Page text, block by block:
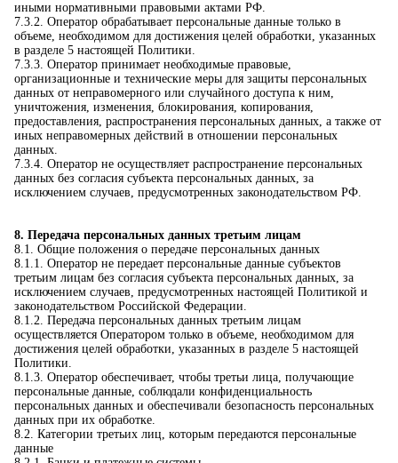
иными нормативными правовыми актами РФ.
7.3.2. Оператор обрабатывает персональные данные только в
объеме, необходимом для достижения целей обработки, указанных
в разделе 5 настоящей Политики.
7.3.3. Оператор принимает необходимые правовые,
организационные и технические меры для защиты персональных
данных от неправомерного или случайного доступа к ним,
уничтожения, изменения, блокирования, копирования,
предоставления, распространения персональных данных, а также от
иных неправомерных действий в отношении персональных
данных.
7.3.4. Оператор не осуществляет распространение персональных
данных без согласия субъекта персональных данных, за
исключением случаев, предусмотренных законодательством РФ.
8. Передача персональных данных третьим лицам
8.1. Общие положения о передаче персональных данных
8.1.1. Оператор не передает персональные данные субъектов
третьим лицам без согласия субъекта персональных данных, за
исключением случаев, предусмотренных настоящей Политикой и
законодательством Российской Федерации.
8.1.2. Передача персональных данных третьим лицам
осуществляется Оператором только в объеме, необходимом для
достижения целей обработки, указанных в разделе 5 настоящей
Политики.
8.1.3. Оператор обеспечивает, чтобы третьи лица, получающие
персональные данные, соблюдали конфиденциальность
персональных данных и обеспечивали безопасность персональных
данных при их обработке.
8.2. Категории третьих лиц, которым передаются персональные
данные